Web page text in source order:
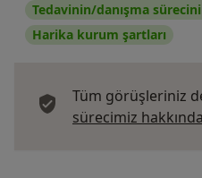
Tedavinin/danışma
Harika kurum şartları
Tüm görüşleriniz
sürecimiz